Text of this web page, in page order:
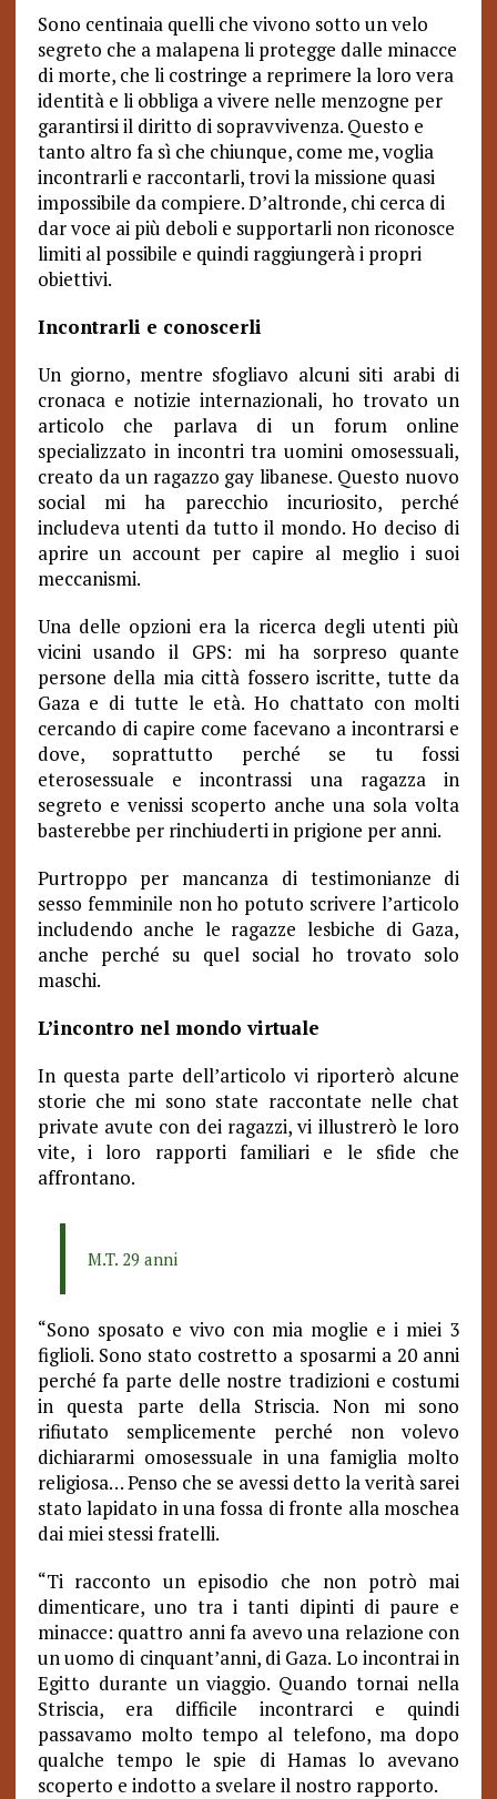
Sono centinaia quelli che vivono sotto un velo
segreto che a malapena li protegge dalle minacce
di morte, che li costringe a reprimere la loro vera
identità e li obbliga a vivere nelle menzogne per
garantirsi il diritto di sopravvivenza. Questo e
tanto altro fa sì che chiunque, come me, voglia
incontrarli e raccontarli, trovi la missione quasi
impossibile da compiere. D’altronde, chi cerca di
dar voce ai più deboli e supportarli non riconosce
limiti al possibile e quindi raggiungerà i propri
obiettivi.
Incontrarli e conoscerli
Un giorno, mentre sfogliavo alcuni siti arabi di
cronaca e notizie internazionali, ho trovato un
articolo che parlava di un forum online
specializzato in incontri tra uomini omosessuali,
creato da un ragazzo gay libanese. Questo nuovo
social mi ha parecchio incuriosito, perché
includeva utenti da tutto il mondo. Ho deciso di
aprire un account per capire al meglio i suoi
meccanismi.
Una delle opzioni era la ricerca degli utenti più
vicini usando il GPS: mi ha sorpreso quante
persone della mia città fossero iscritte, tutte da
Gaza e di tutte le età. Ho chattato con molti
cercando di capire come facevano a incontrarsi e
dove, soprattutto perché se tu fossi
eterosessuale e incontrassi una ragazza in
segreto e venissi scoperto anche una sola volta
basterebbe per rinchiuderti in prigione per anni.
Purtroppo per mancanza di testimonianze di
sesso femminile non ho potuto scrivere l’articolo
includendo anche le ragazze lesbiche di Gaza,
anche perché su quel social ho trovato solo
maschi.
L’incontro nel mondo virtuale
In questa parte dell’articolo vi riporterò alcune
storie che mi sono state raccontate nelle chat
private avute con dei ragazzi, vi illustrerò le loro
vite, i loro rapporti familiari e le sfide che
affrontano.
M.T. 29 anni
“Sono sposato e vivo con mia moglie e i miei 3
figlioli. Sono stato costretto a sposarmi a 20 anni
perché fa parte delle nostre tradizioni e costumi
in questa parte della Striscia. Non mi sono
rifiutato semplicemente perché non volevo
dichiararmi omosessuale in una famiglia molto
religiosa… Penso che se avessi detto la verità sarei
stato lapidato in una fossa di fronte alla moschea
dai miei stessi fratelli.
“Ti racconto un episodio che non potrò mai
dimenticare, uno tra i tanti dipinti di paure e
minacce: quattro anni fa avevo una relazione con
un uomo di cinquant’anni, di Gaza. Lo incontrai in
Egitto durante un viaggio. Quando tornai nella
Striscia, era difficile incontrarci e quindi
passavamo molto tempo al telefono, ma dopo
qualche tempo le spie di Hamas lo avevano
scoperto e indotto a svelare il nostro rapporto.